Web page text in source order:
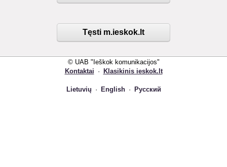
Tęsti m.ieskok.lt
© UAB "Ieškok komunikacijos"
Kontaktai · Klasikinis ieskok.lt
Lietuvių · English · Русский